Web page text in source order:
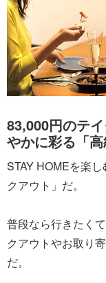
83,000円のテ
やかに彩る「高
STAY HOMEを楽
クアウト」だ。
普段なら行きたく
クアウトやお取り
だ。